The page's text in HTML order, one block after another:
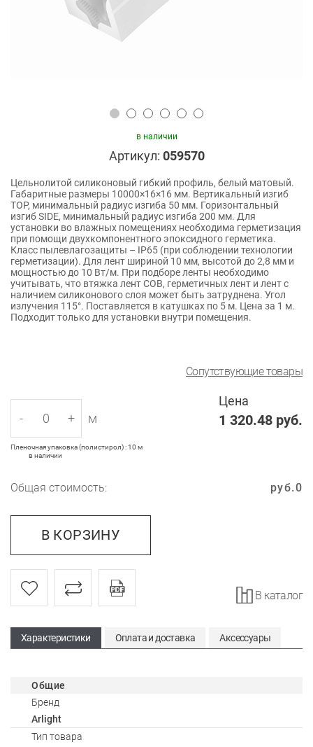
в наличии
Артикул: 059570
Цельнолитой силиконовый гибкий профиль, белый матовый.
Габаритные размеры 10000×16×16 мм. Вертикальный изгиб
TOP, минимальный радиус изгиба 50 мм. Горизонтальный
изгиб SIDE, минимальный радиус изгиба 200 мм. Для
установки во влажных помещениях необходима герметизация
при помощи двухкомпонентного эпоксидного герметика.
Класс пылевлагозащиты – IP65 (при соблюдении технологии
герметизации). Для лент шириной 10 мм, высотой до 2,8 мм и
мощностью до 10 Вт/м. При подборе ленты необходимо
учитывать, что втяжка лент COB, герметичных лент и лент с
наличием силиконового слоя может быть затруднена. Угол
излучения 115°. Поставляется в катушках по 5 м. Цена за 1 м.
Подходит только для установки внутри помещения.
Сопутствующие товары
Цена
1 320.48 руб.
- + м
Пленочная упаковка (полистирол) : 10 м
в наличии
Общая стоимость: 0
руб.
В КОРЗИНУ
В каталог
Характеристики Оплата и доставка Аксессуары
Общие
Бренд
Arlight
Тип товара